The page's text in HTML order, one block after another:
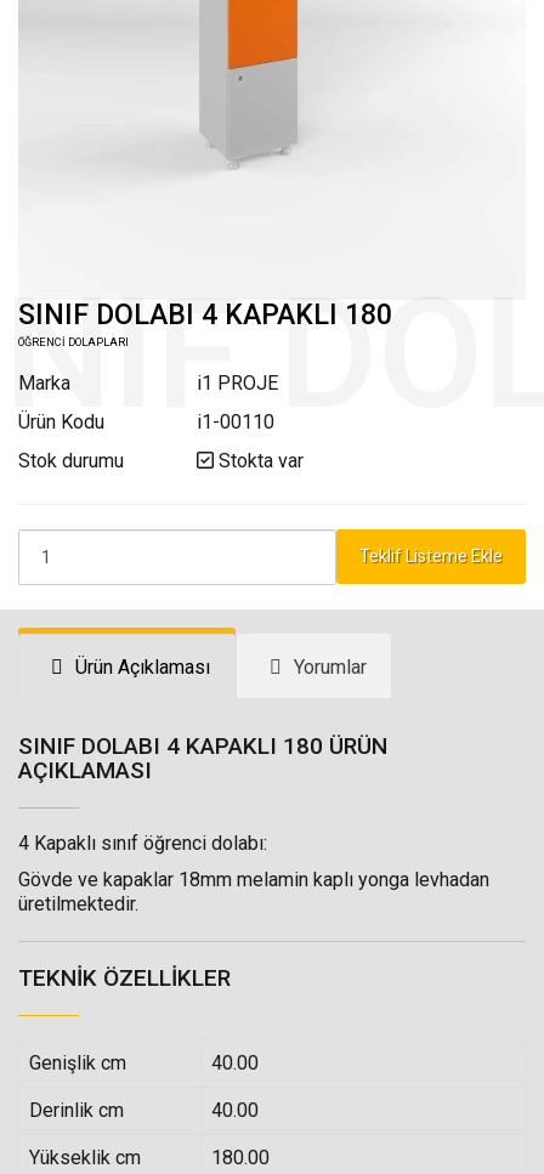
SINIF DOLABI 4 KAPAKLI 180
ÖĞRENCİ DOLAPLARI
Marka
i1 PROJE
Ürün Kodu
i1-00110
Stok durumu
Stokta var
Teklif Listeme Ekle
Ürün Açıklaması Yorumlar
SINIF DOLABI 4 KAPAKLI 180 ÜRÜN
AÇIKLAMASI
4 Kapaklı sınıf öğrenci dolabı:
Gövde ve kapaklar 18mm melamin kaplı yonga levhadan
üretilmektedir.
TEKNIK ÖZELLIKLER
Genişlik cm 40.00
Derinlik cm 40.00
Yükseklik cm 180.00